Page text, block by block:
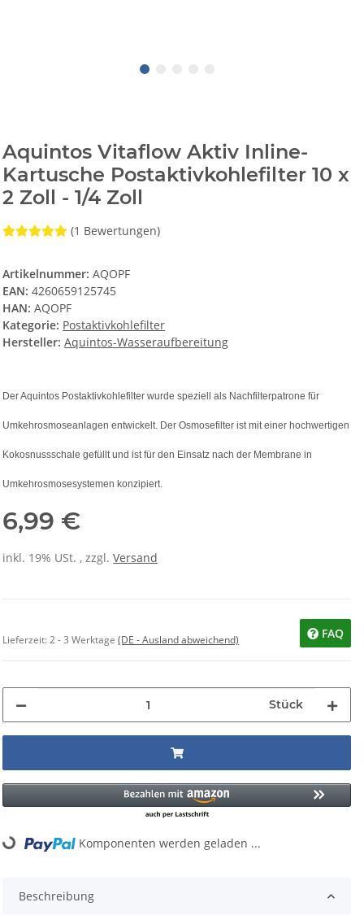
Aquintos Vitaflow Aktiv Inline-
Kartusche Postaktivkohlefilter 10 x
2 Zoll - 1/4 Zoll
(1 Bewertungen)
Artikelnummer:AQOPF
EAN: 4260659125745
HAN: AQOPF
Kategorie: Postaktivkohlefilter
Hersteller: Aquintos-Wasseraufbereitung
Der Aquintos Postaktivkohlefilter wurde speziell als Nachfilterpatrone für
Umkehrosmoseanlagen entwickelt. Der Osmosefilter ist mit einer hochwertigen
Kokosnussschale gefüllt und ist für den Einsatz nach der Membrane in
Umkehrosmosesystemen konzipiert.
6,99 €
inkl. 19% USt. , zzgl.Versand
Lieferzeit:2 - 3 Werktage(DE - Ausland abweichend) FAQ
Stück
Komponenten werden geladen ...
Beschreibung